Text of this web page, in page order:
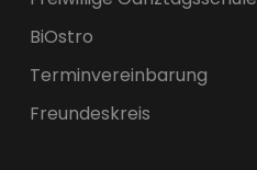
BiOstro
Terminvereinbarung
Freundeskreis